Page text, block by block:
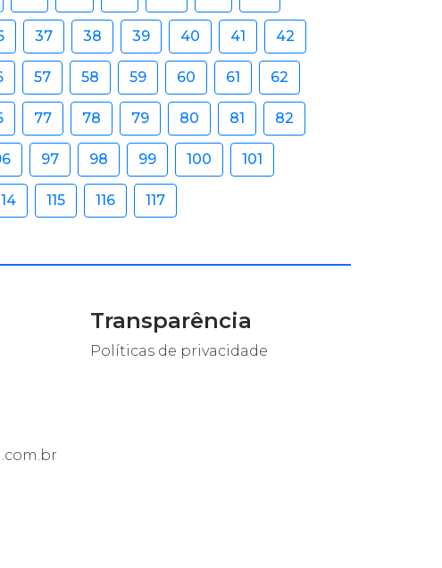
37 38 39 40 41 42
57 58 59 60 61 62
77 78 79 80 81 82
97 98 99 100 101
115 116 117
Transparência
Políticas de privacidade